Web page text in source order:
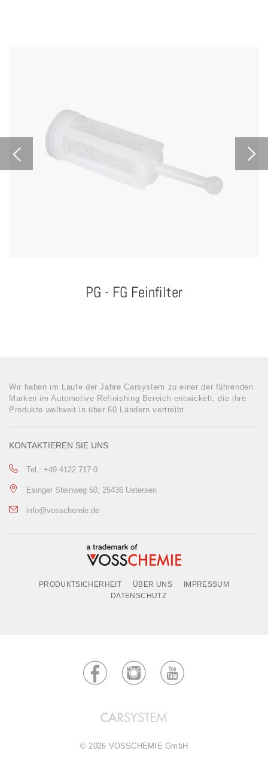
PG - FG Feinfilter
Wir haben im Laufe der Jahre Carsystem zu einer der führenden
Marken im Automotive Refinishing Bereich entwickelt, die ihre
Produkte weltweit in über 60 Ländern vertreibt.
KONTAKTIEREN SIE UNS
Tel.: +49 4122 717 0
Esinger Steinweg 50, 25436 Uetersen
info@vosschemie.de
PRODUKTSICHERHEIT ÜBER UNS
IMPRESSUM
DATENSCHUTZ
© 2026 VOSSCHEMIE GmbH